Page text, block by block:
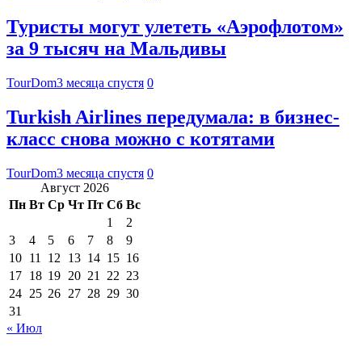
Туристы могут улететь «Аэрофлотом»
за 9 тысяч на Мальдивы
TourDom3 месяца спустя 0
Turkish Airlines передумала: в бизнес-
класс снова можно с котятами
TourDom3 месяца спустя 0
Август 2026
Пн Вт Ср Чт Пт Сб Вс
1
2
3
4 5 6 7 8
9
10 11 12 13 14 15 16
17 18 19 20 21 22 23
24 25 26 27 28 29 30
31
« Июл